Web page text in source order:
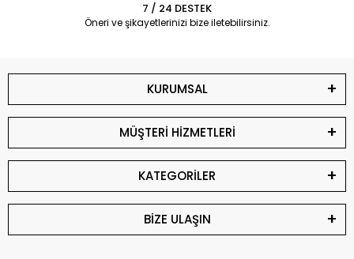
7 / 24 DESTEK
Öneri ve şikayetlerinizi bize iletebilirsiniz.
KURUMSAL
MÜŞTERİ HİZMETLERİ
KATEGORİLER
BİZE ULAŞIN